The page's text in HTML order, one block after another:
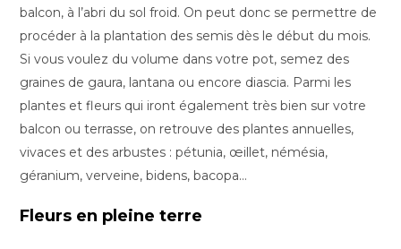
balcon, à l’abri du sol froid. On peut donc se permettre de
procéder à la plantation des semis dès le début du mois.
Si vous voulez du volume dans votre pot, semez des
graines de gaura, lantana ou encore diascia. Parmi les
plantes et fleurs qui iront également très bien sur votre
balcon ou terrasse, on retrouve des plantes annuelles,
vivaces et des arbustes : pétunia, œillet, némésia,
géranium, verveine, bidens, bacopa…
Fleurs en pleine terre